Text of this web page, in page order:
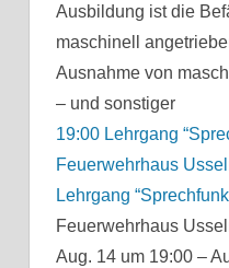
Ausbildung ist die
maschinell
Ausnahme von
– und sonstiger
19:00 Lehrgang
Feuerwehrhaus
Lehrgang
Feuerwehrhaus
Aug. 14 um 19:00 –